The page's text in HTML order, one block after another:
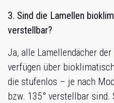
3. Sind die Lamellen
verstellbar?
Ja, alle Lamellendächer
verfügen über
die stufenlos – je nach
bzw. 135° verstellbar sind.